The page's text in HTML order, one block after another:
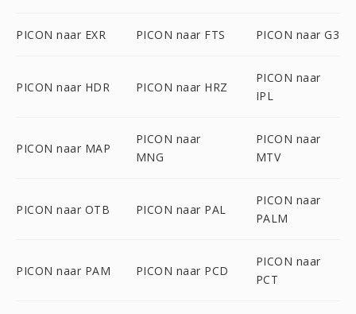
PICON naar EXR PICON naar FTS PICON naar G3
PICON naar HDR PICON naar HRZ
PICON naar
IPL
PICON naar MAP
PICON naar
MNG
PICON naar
MTV
PICON naar OTB PICON naar PAL
PICON naar
PALM
PICON naar PAM PICON naar PCD
PICON naar
PCT